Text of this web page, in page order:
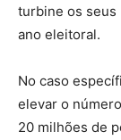
turbine os seus
ano eleitoral.
No caso
elevar o
20 milhões de